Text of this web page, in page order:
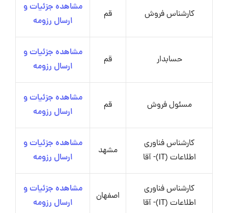
کارشناس فروش قم
مشاهده جزئیات و
ارسال رزومه
حسابدار قم
مشاهده جزئیات و
ارسال رزومه
مسئول فروش قم
مشاهده جزئیات و
ارسال رزومه
کارشناس فناوری
اطلاعات (IT)- آقا
مشهد
مشاهده جزئیات و
ارسال رزومه
کارشناس فناوری
اطلاعات (IT)- آقا
اصفهان
مشاهده جزئیات و
ارسال رزومه